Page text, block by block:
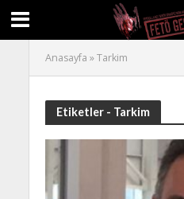
Anasayfa »Tarkim
Etiketler - Tarkim